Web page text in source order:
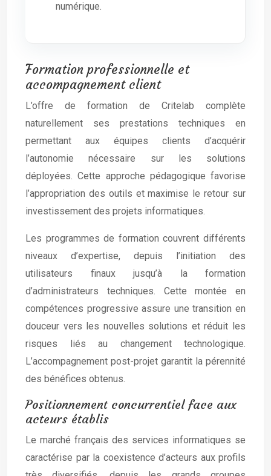
numérique.
Formation professionnelle et
accompagnement client
L’offre de formation de Critelab complète
naturellement ses prestations techniques en
permettant aux équipes clients d’acquérir
l’autonomie nécessaire sur les solutions
déployées. Cette approche pédagogique favorise
l’appropriation des outils et maximise le retour sur
investissement des projets informatiques.
Les programmes de formation couvrent différents
niveaux d’expertise, depuis l’initiation des
utilisateurs finaux jusqu’à la formation
d’administrateurs techniques. Cette montée en
compétences progressive assure une transition en
douceur vers les nouvelles solutions et réduit les
risques liés au changement technologique.
L’accompagnement post-projet garantit la pérennité
des bénéfices obtenus.
Positionnement concurrentiel face aux
acteurs établis
Le marché français des services informatiques se
caractérise par la coexistence d’acteurs aux profils